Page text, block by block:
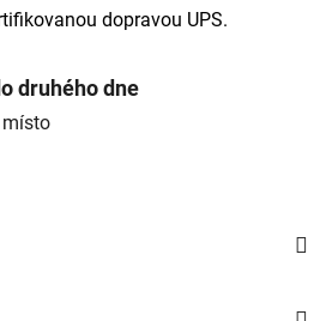
dopravou UPS.
druhého dne